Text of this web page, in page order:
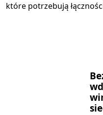
które potrzebują